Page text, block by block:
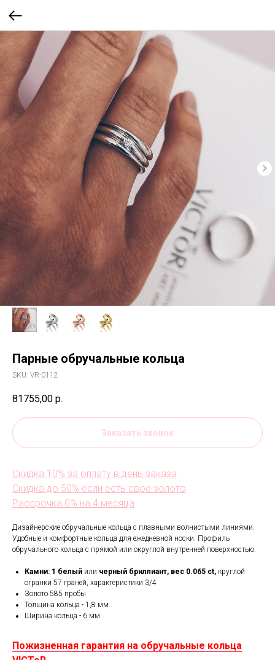
Парные обручальные кольца
SKU: VR-0112
81755,00 р.
Заказать звонок
Скидка 10% за оплату в день заказа
Скидка до 50% если есть свое золото
Рассрочка 0% на 4 месяца
Дизайнерские обручальные кольца с плавными волнистыми линиями.
Удобные и комфортные кольца для ежедневной носки. Профиль
обручального кольца с прямой или округлой внутренней поверхностью.
Камни: 1 белый или черный бриллиант, вес 0.065 ct, круглой
огранки 57 граней, характеристики 3/4
Золото 585 пробы
Толщина кольца - 1,8 мм
Ширина кольца - 6 мм
Пожизненная гарантия на обручальные кольца